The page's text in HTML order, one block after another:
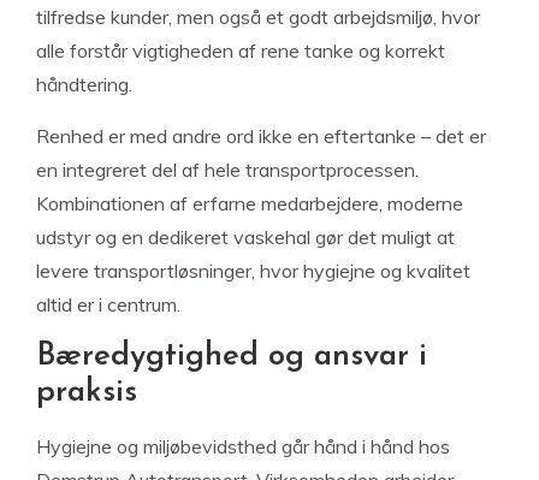
tilfredse kunder, men også et godt arbejdsmiljø, hvor
alle forstår vigtigheden af rene tanke og korrekt
håndtering.
Renhed er med andre ord ikke en eftertanke – det er
en integreret del af hele transportprocessen.
Kombinationen af erfarne medarbejdere, moderne
udstyr og en dedikeret vaskehal gør det muligt at
levere transportløsninger, hvor hygiejne og kvalitet
altid er i centrum.
Bæredygtighed og ansvar i
praksis
Hygiejne og miljøbevidsthed går hånd i hånd hos